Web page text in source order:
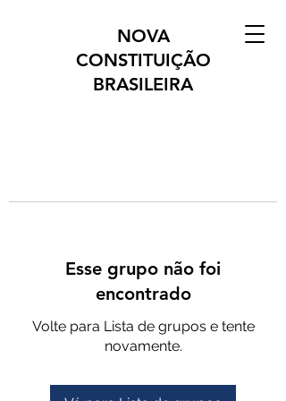
NOVA
CONSTITUIÇÃO
BRASILEIRA
Esse grupo não foi
encontrado
Volte para Lista de grupos e tente
novamente.